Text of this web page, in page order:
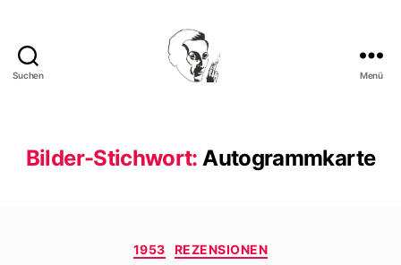
Suchen Menü
Bilder-Stichwort: Autogrammkarte
Kategorien
1953 REZENSIONEN